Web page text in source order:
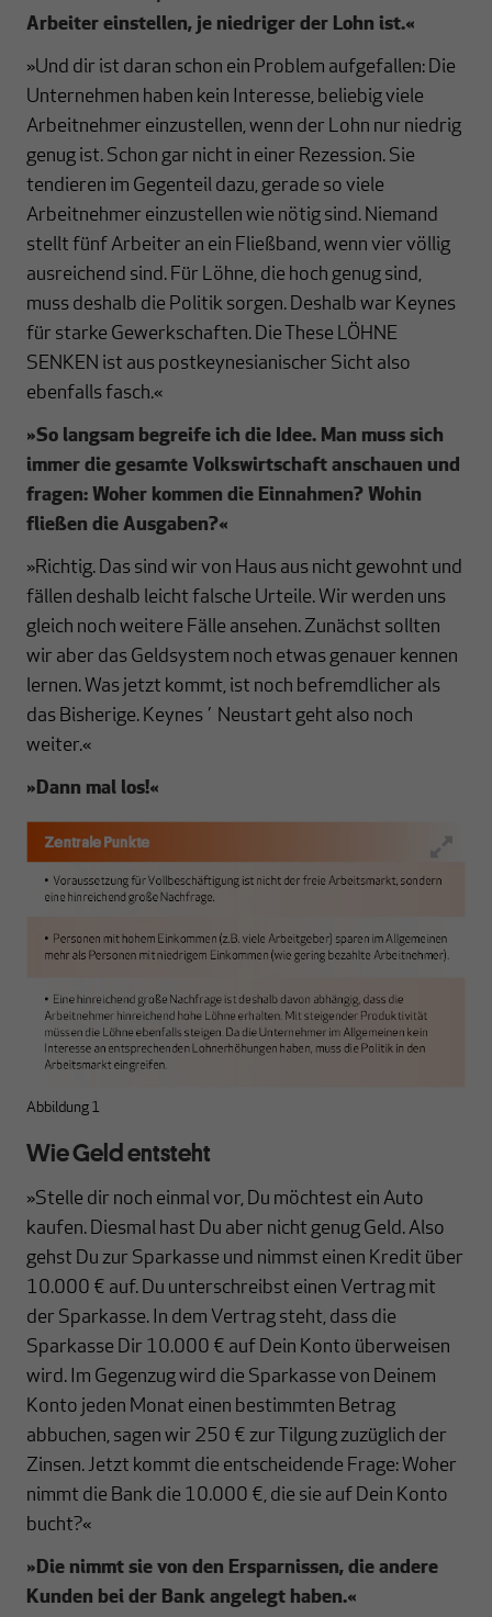
Arbeiter einstellen, je niedriger der Lohn ist.«
»Und dir ist daran schon ein Problem aufgefallen: Die
Unternehmen haben kein Interesse, beliebig viele
Arbeitnehmer einzustellen, wenn der Lohn nur niedrig
genug ist. Schon gar nicht in einer Rezession. Sie
tendieren im Gegenteil dazu, gerade so viele
Arbeitnehmer einzustellen wie nötig sind. Niemand
stellt fünf Arbeiter an ein Fließband, wenn vier völlig
ausreichend sind. Für Löhne, die hoch genug sind,
muss deshalb die Politik sorgen. Deshalb war Keynes
für starke Gewerkschaften. Die These LÖHNE
SENKEN ist aus postkeynesianischer Sicht also
ebenfalls fasch.«
»So langsam begreife ich die Idee. Man muss sich
immer die gesamte Volkswirtschaft anschauen und
fragen: Woher kommen die Einnahmen? Wohin
fließen die Ausgaben?«
»Richtig. Das sind wir von Haus aus nicht gewohnt und
fällen deshalb leicht falsche Urteile. Wir werden uns
gleich noch weitere Fälle ansehen. Zunächst sollten
wir aber das Geldsystem noch etwas genauer kennen
lernen. Was jetzt kommt, ist noch befremdlicher als
das Bisherige. Keynes´ Neustart geht also noch
weiter.«
»Dann mal los!«
Abbildung 1
Wie Geld entsteht
»Stelle dir noch einmal vor, Du möchtest ein Auto
kaufen. Diesmal hast Du aber nicht genug Geld. Also
gehst Du zur Sparkasse und nimmst einen Kredit über
10.000 € auf. Du unterschreibst einen Vertrag mit
der Sparkasse. In dem Vertrag steht, dass die
Sparkasse Dir 10.000 € auf Dein Konto überweisen
wird. Im Gegenzug wird die Sparkasse von Deinem
Konto jeden Monat einen bestimmten Betrag
abbuchen, sagen wir 250 € zur Tilgung zuzüglich der
Zinsen. Jetzt kommt die entscheidende Frage: Woher
nimmt die Bank die 10.000 €, die sie auf Dein Konto
bucht?«
»Die nimmt sie von den Ersparnissen, die andere
Kunden bei der Bank angelegt haben.«